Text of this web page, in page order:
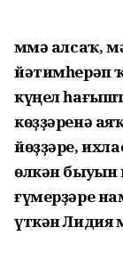
Әммә алсаҡ,
йәтимһерәп
күңел
көҙҙәренә
йөҙҙәре,
өлкән быуын
ғүмерҙәре
үткән Лидия